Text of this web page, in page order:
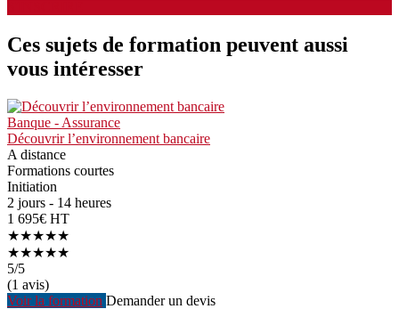
Ces sujets de formation peuvent aussi
vous intéresser
Banque - Assurance
Découvrir l’environnement bancaire
A distance
Formations courtes
Initiation
2 jours - 14 heures
1 695€ HT
★★★★★
★★★★★
5/5
(1 avis)
Voir la formation Demander un devis